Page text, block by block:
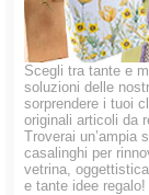
Scegli tra tante e
soluzioni delle
sorprendere i tuoi
originali articoli da
Troverai un’ampia
casalinghi per
vetrina,
e tante idee regalo!